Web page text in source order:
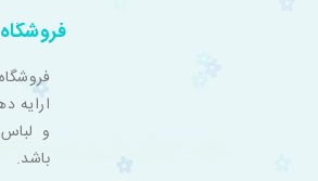
ارایه
و
باشد.